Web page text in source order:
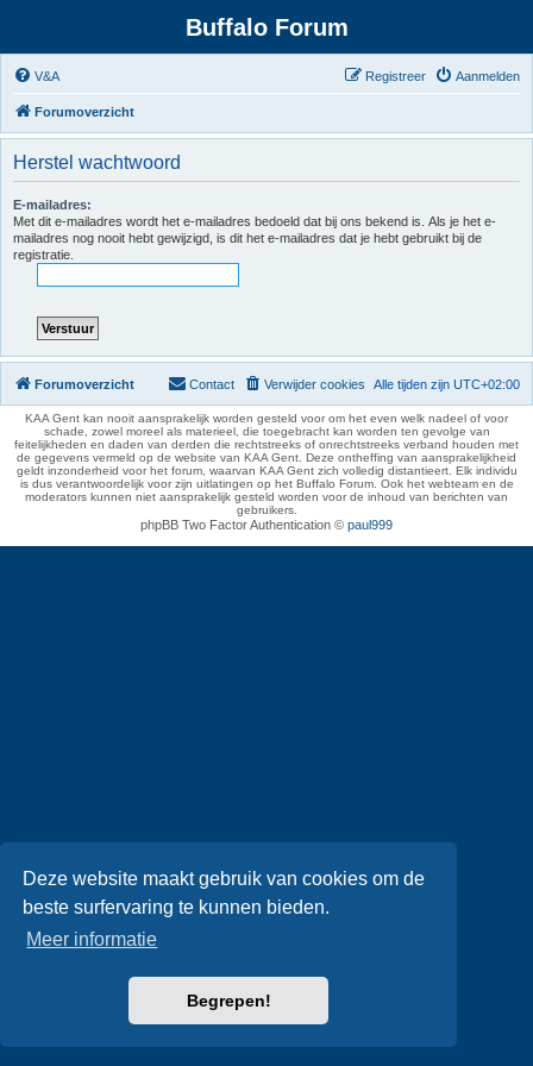
Deze website maakt gebruik van cookies om de
beste surfervaring te kunnen bieden.
Meer informatie
Begrepen!
Buffalo Forum
V&A Aanmelden
Registreer
Forumoverzicht
Herstel wachtwoord
E-mailadres:
Met dit e-mailadres wordt het e-mailadres bedoeld dat bij ons bekend is. Als je het e-
mailadres nog nooit hebt gewijzigd, is dit het e-mailadres dat je hebt gebruikt bij de
registratie.
Forumoverzicht Alle tijden zijn UTC+02:00
Verwijder cookies
Contact
KAA Gent kan nooit aansprakelijk worden gesteld voor om het even welk nadeel of voor
schade, zowel moreel als materieel, die toegebracht kan worden ten gevolge van
feitelijkheden en daden van derden die rechtstreeks of onrechtstreeks verband houden met
de gegevens vermeld op de website van KAA Gent. Deze ontheffing van aansprakelijkheid
geldt inzonderheid voor het forum, waarvan KAA Gent zich volledig distantieert. Elk individu
is dus verantwoordelijk voor zijn uitlatingen op het Buffalo Forum. Ook het webteam en de
moderators kunnen niet aansprakelijk gesteld worden voor de inhoud van berichten van
gebruikers.
phpBB Two Factor Authentication © paul999